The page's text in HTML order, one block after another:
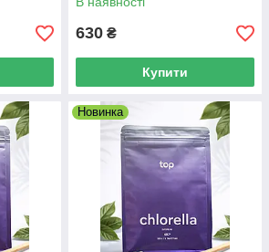
630 ₴
Купити
Новинка